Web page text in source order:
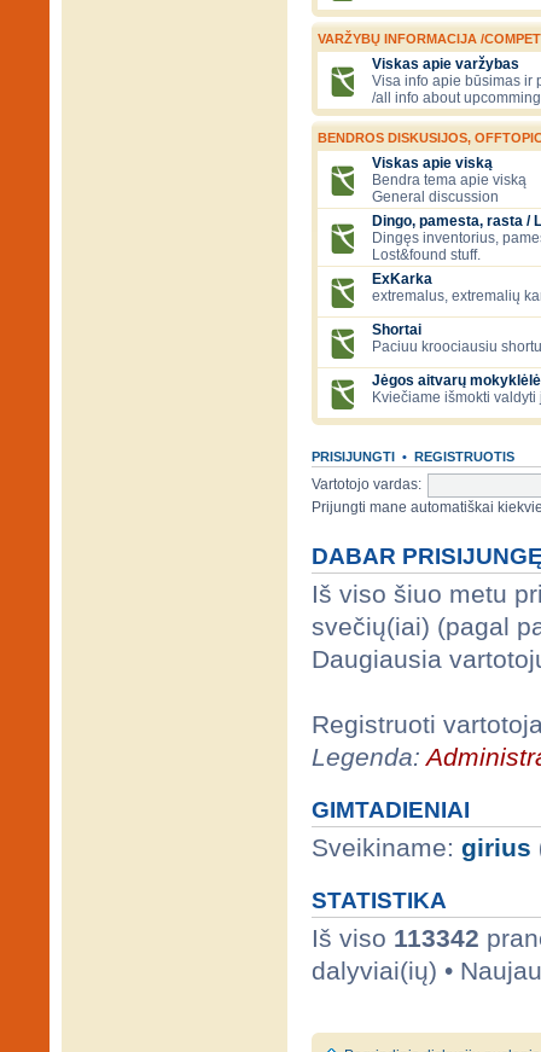
VARŽYBŲ INFORMACIJA /
Viskas apie varžybas
Visa info apie būsimas ir
/all info about
BENDROS DISKUSIJOS,
Viskas apie viską
Bendra tema apie viską
General discussion
Dingo, pamesta, rasta /
Dingęs inventorius,
Lost&found stuff.
ExKarka
extremalus, extremalių
Shortai
Paciuu kroociausiu
Jėgos aitvarų mokyklėlė
Kviečiame išmokti
PRISIJUNGTI • REGISTRUOTIS
Vartotojo vardas:
Prijungti mane automatiškai
DABAR
Iš viso šiuo metu
svečių(iai) (pagal
Daugiausia
Registruoti
Legenda:
GIMTADIENIAI
Sveikiname: girius
STATISTIKA
Iš viso 113342
dalyviai(ių) •